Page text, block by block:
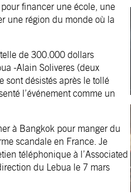
pour financer une école, une
une région du monde où la
de 300.000 dollars
-Alain Soliveres (deux
sont désistés après le tollé
l’événement comme un
à Bangkok pour manger du
scandale en France. Je
téléphonique à l’Associated
du Lebua le 7 mars